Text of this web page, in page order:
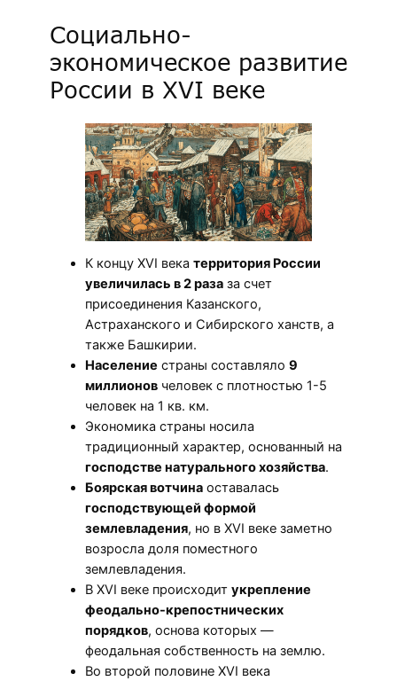
Социально-
экономическое развитие
России в XVI веке
К концу XVI века территория России
увеличилась в 2 раза за счет
присоединения Казанского,
Астраханского и Сибирского ханств, а
также Башкирии.
Население страны составляло 9
миллионов человек с плотностью 1-5
человек на 1 кв. км.
Экономика страны носила
традиционный характер, основанный на
господстве натурального хозяйства.
Боярская вотчина оставалась
господствующей формой
землевладения, но в XVI веке заметно
возросла доля поместного
землевладения.
В XVI веке происходит укрепление
феодально-крепостнических
порядков, основа которых —
феодальная собственность на землю.
Во второй половине XVI века